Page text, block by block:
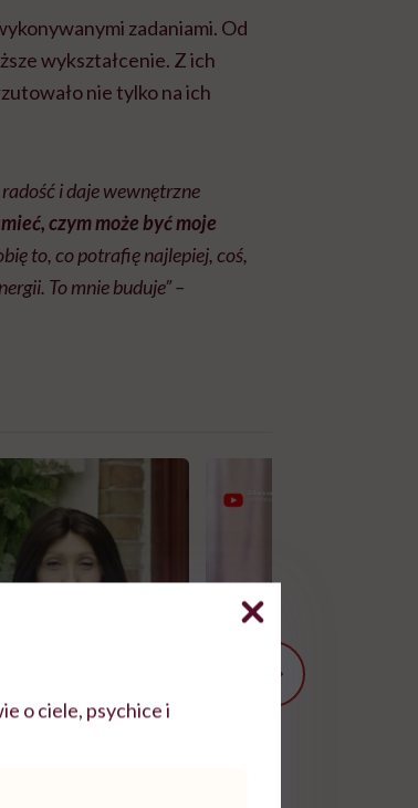
zadaniami. Od
wykształcenie. Z ich
nie tylko na ich
i daje wewnętrzne
czym może być moje
to, co potrafię najlepiej, coś,
To mnie buduje” –
o ciele, psychice i